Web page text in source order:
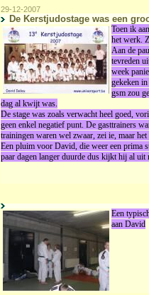
29-12-2007
De Kerstjudostage was een
Toen ik
het werk.
Aan de
tevreden
week
gekeken
gsm zou
dag al kwijt was.
De stage was zoals verwacht heel goed,
geen enkel negatief punt. De gasttrainers
trainingen waren wel zwaar, zei ie, maar
Een pluim voor David, die weer een prima
paar dagen langer duurde dus kijkt hij al uit
Een
aan David